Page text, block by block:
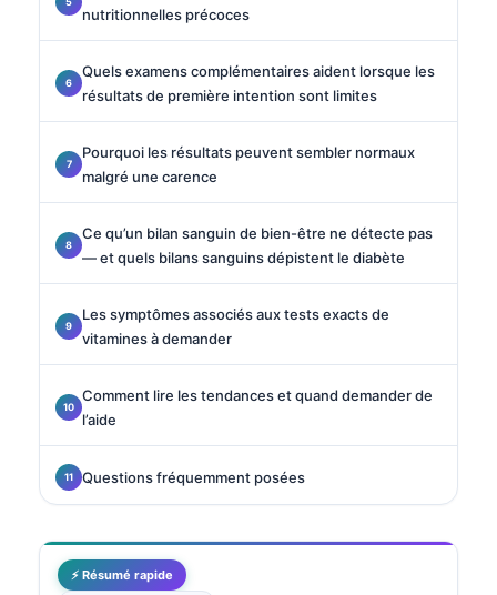
nutritionnelles précoces
Quels examens complémentaires aident lorsque les
résultats de première intention sont limites
Pourquoi les résultats peuvent sembler normaux
malgré une carence
Ce qu’un bilan sanguin de bien-être ne détecte pas
— et quels bilans sanguins dépistent le diabète
Les symptômes associés aux tests exacts de
vitamines à demander
Comment lire les tendances et quand demander de
l’aide
Questions fréquemment posées
⚡ Résumé rapide